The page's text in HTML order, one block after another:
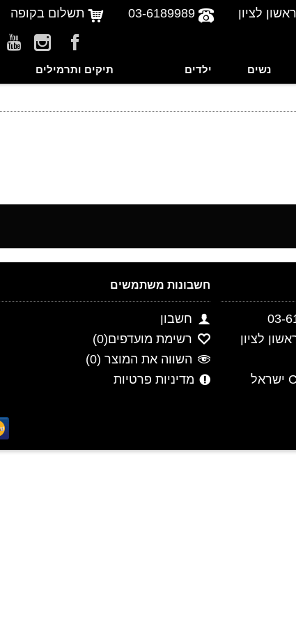
03-6189989 תשלום בקופה
נשים ילדים תיקים ותרמילים
חשבונות משתמשים
חשבון
רשימת מועדפים(0
)
השווה את המוצר (0
)
מדיניות פרטיות